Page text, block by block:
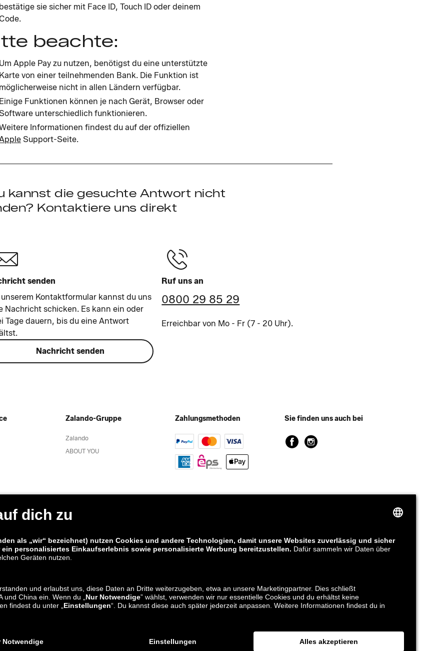
sie sicher mit Face ID, Touch ID oder deinem
beachte:
Apple Pay zu nutzen, benötigst du eine unterstützte
von einer teilnehmenden Bank. Die Funktion ist
nicht in allen Ländern verfügbar.
Funktionen können je nach Gerät, Browser oder
unterschiedlich funktionieren.
Informationen findest du auf der offiziellen
Support-Seite.
kannst die gesuchte Antwort nicht
Kontaktiere uns direkt
senden
Kontaktformular kannst du uns
Nachricht schicken. Es kann ein oder
Tage dauern, bis du eine Antwort
Nachricht senden
Ruf uns an
0800 29 85 29
Erreichbar von Mo - Fr (7 - 20 Uhr).
Zalando-Gruppe
Zalando
ABOUT YOU
Zahlungsmethoden Sie finden uns auch bei